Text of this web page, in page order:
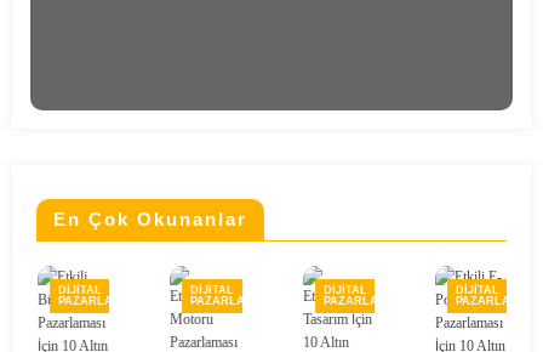
En Çok Okunanlar
DIJITAL
PAZARLAMA
DIJITAL
PAZARLAMA
DIJITAL
PAZARLAMA
DIJITAL
Etkili